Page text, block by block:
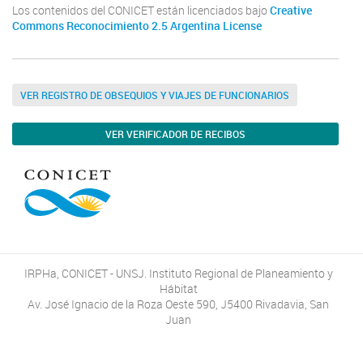
Los contenidos del CONICET están licenciados bajo Creative
Commons Reconocimiento 2.5 Argentina License
VER REGISTRO DE OBSEQUIOS Y VIAJES DE FUNCIONARIOS
VER VERIFICADOR DE RECIBOS
IRPHa, CONICET - UNSJ. Instituto Regional de Planeamiento y
Hábitat
Av. José Ignacio de la Roza Oeste 590, J5400 Rivadavia, San
Juan